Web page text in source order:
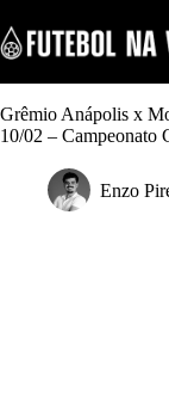
k
i
o
c
Grêmio Anápolis x
10/02 – Campeonato
Enzo